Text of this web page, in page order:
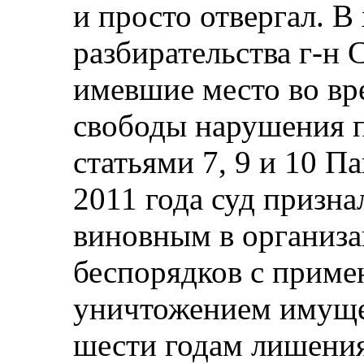
и просто отвергал. В
разбирательства г-н
имевшие место во
свободы нарушения
статьями 7, 9 и 10
2011 года суд
виновным в
беспорядков с
уничтожением
шести годам